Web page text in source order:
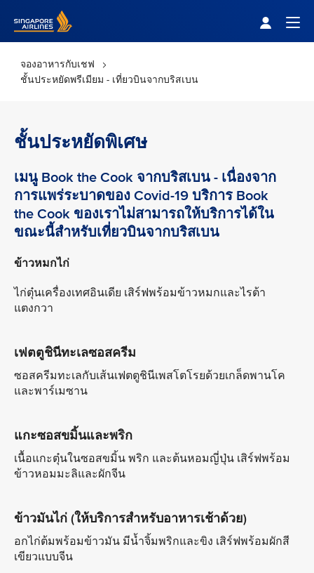
จองอาหารกับเชฟ
ชั้นประหยัดพรีเมียม - เที่ยวบินจากบริสเบน
ชั้นประหยัดพิเศษ
เมนู Book the Cook จากบริสเบน - เนื่องจาก
การแพร่ระบาดของ Covid-19 บริการ Book
the Cook ของเราไม่สามารถให้บริการได้ใน
ขณะนี้สำหรับเที่ยวบินจากบริสเบน
ข้าวหมกไก่
ไก่ตุ๋นเครื่องเทศอินเดีย เสิร์ฟพร้อมข้าวหมกและไรต้า
แตงกวา
เฟตตูชินีทะเลซอสครีม
ซอสครีมทะเลกับเส้นเฟตตูชินีเพสโตโรยด้วยเกล็ดพานโค
และพาร์เมซาน
แกะซอสขมิ้นและพริก
เนื้อแกะตุ๋นในซอสขมิ้น พริก และต้นหอมญี่ปุ่น เสิร์ฟพร้อม
ข้าวหอมมะลิและผักจีน
ข้าวมันไก่ (ให้บริการสำหรับอาหารเช้าด้วย)
อกไก่ต้มพร้อมข้าวมัน มีน้ำจิ้มพริกและขิง เสิร์ฟพร้อมผักสี
เขียวแบบจีน